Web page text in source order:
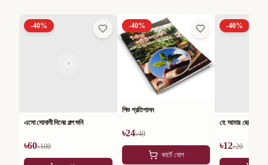
-40%
এসো সোনালী দিনের গল্প শুনি
৳60৳100
-40%
শিশু প্রতিপালন
৳24৳40
কার্টে যোগ
-40%
হে আমার ছেলে
৳12৳20